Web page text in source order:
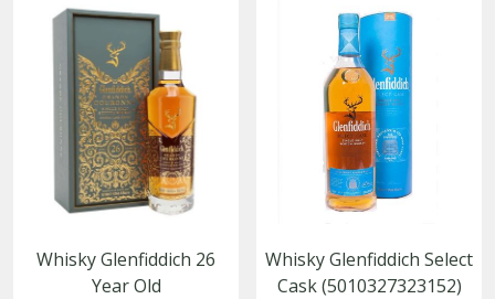
Whisky Glenfiddich 26
Year Old
Whisky Glenfiddich Select
Cask (5010327323152)